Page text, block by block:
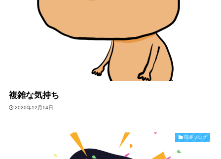
複雑な気持ち
2020年12月14日
院長ブログ